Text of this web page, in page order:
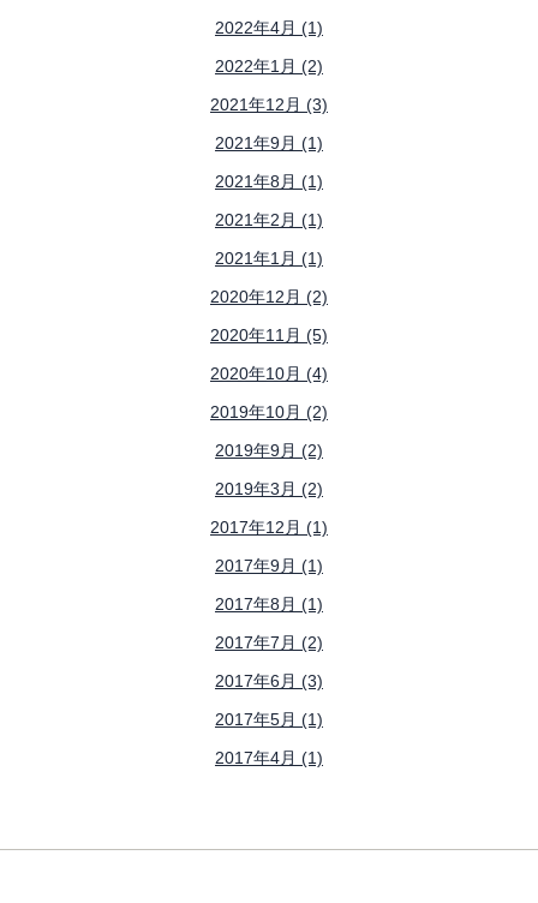
2022年4月 (1)
2022年1月 (2)
2021年12月 (3)
2021年9月 (1)
2021年8月 (1)
2021年2月 (1)
2021年1月 (1)
2020年12月 (2)
2020年11月 (5)
2020年10月 (4)
2019年10月 (2)
2019年9月 (2)
2019年3月 (2)
2017年12月 (1)
2017年9月 (1)
2017年8月 (1)
2017年7月 (2)
2017年6月 (3)
2017年5月 (1)
2017年4月 (1)